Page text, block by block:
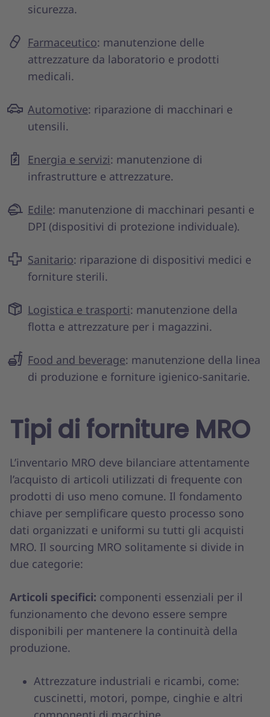
sicurezza.
Farmaceutico: manutenzione delle
attrezzature da laboratorio e prodotti
medicali.
Automotive: riparazione di macchinari e
utensili.
Energia e servizi: manutenzione di
infrastrutture e attrezzature.
Edile: manutenzione di macchinari pesanti e
DPI (dispositivi di protezione individuale).
Sanitario: riparazione di dispositivi medici e
forniture sterili.
Logistica e trasporti: manutenzione della
flotta e attrezzature per i magazzini.
Food and beverage: manutenzione della linea
di produzione e forniture igienico-sanitarie.
Tipi di forniture MRO
L’inventario MRO deve bilanciare attentamente
l’acquisto di articoli utilizzati di frequente con
prodotti di uso meno comune. Il fondamento
chiave per semplificare questo processo sono
dati organizzati e uniformi su tutti gli acquisti
MRO. Il sourcing MRO solitamente si divide in
due categorie:
Articoli specifici: componenti essenziali per il
funzionamento che devono essere sempre
disponibili per mantenere la continuità della
produzione.
Attrezzature industriali e ricambi, come:
cuscinetti, motori, pompe, cinghie e altri